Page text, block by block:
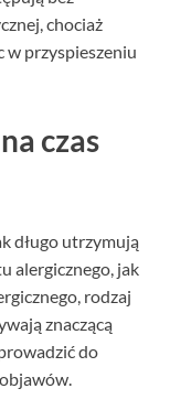
chociaż
w przyspieszeniu
czas
długo utrzymują
alergicznego, jak
rodzaj
znaczącą
do